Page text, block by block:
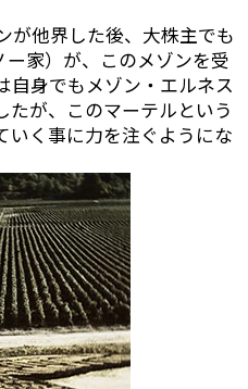
が他界した後、大株主でも
家）が、このメゾンを受
自身でもメゾン・エルネス
たが、このマーテルという
いく事に力を注ぐようにな